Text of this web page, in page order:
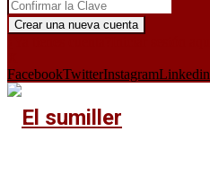
FacebookTwitterInstagramLinkedin